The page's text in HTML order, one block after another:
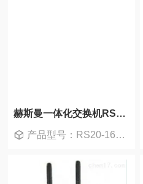
赫斯曼一体化交换机RS20-1600T1T1SDAUHC
产品型号：RS20-1600T1T1SDAUHC